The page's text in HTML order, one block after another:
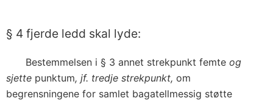
§ 4 fjerde ledd skal lyde:
Bestemmelsen i § 3 annet strekpunkt femte og
sjette punktum, jf. tredje strekpunkt, om
begrensningene for samlet bagatellmessig støtte